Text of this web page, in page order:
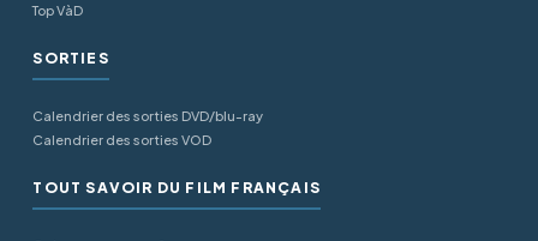
Top VàD
SORTIES
Calendrier des sorties DVD/blu-ray
Calendrier des sorties VOD
TOUT SAVOIR DU FILM FRANÇAIS